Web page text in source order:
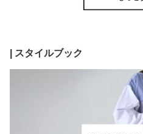
| スタイルブック